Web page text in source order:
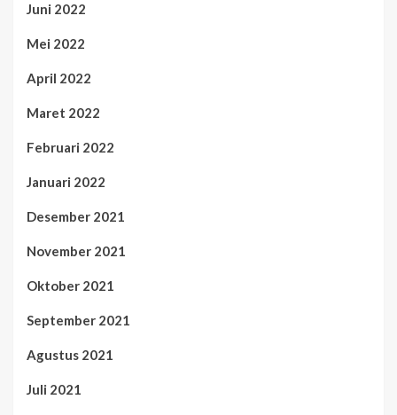
Juni 2022
Mei 2022
April 2022
Maret 2022
Februari 2022
Januari 2022
Desember 2021
November 2021
Oktober 2021
September 2021
Agustus 2021
Juli 2021